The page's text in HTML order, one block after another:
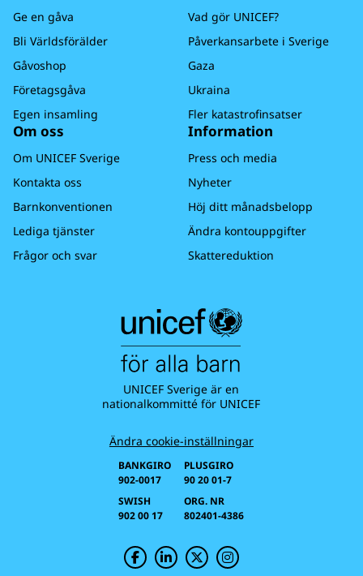
Ge en gåva
Bli Världsförälder
Gåvoshop
Företagsgåva
Egen insamling
Vad gör UNICEF?
Påverkansarbete i Sverige
Gaza
Ukraina
Fler katastrofinsatser
Om oss
Om UNICEF Sverige
Kontakta oss
Barnkonventionen
Lediga tjänster
Frågor och svar
Information
Press och media
Nyheter
Höj ditt månadsbelopp
Ändra kontouppgifter
Skattereduktion
UNICEF Sverige är en
nationalkommitté för UNICEF
Ändra cookie-inställningar
BANKGIRO
902-0017
SWISH
902 00 17
PLUSGIRO
90 20 01-7
ORG. NR
802401-4386